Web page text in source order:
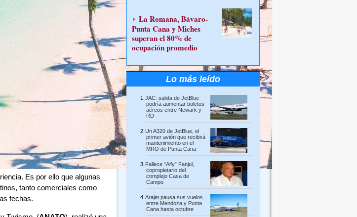
Es por ello que algunas
tanto comerciales como
fechas.
La Romana, Bávaro-
Punta Cana y Miches
superan el 80% de
ocupación promedio
Lo más leído
JAC: salida de JetBlue
podría aumentar boletos
aéreos entre Newark y
RD
Un A320 de JetBlue, el
primer avión que recibirá
mantenimiento en el
MRO de Punta Cana
Fallece “Alfy” Fanjul,
copropietario del
complejo Casa de
Campo
Arajet pausa sus vuelos
entre Mendoza y Punta
Cana hasta octubre